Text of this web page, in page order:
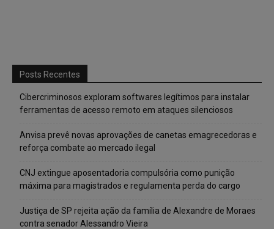
Posts Recentes
Cibercriminosos exploram softwares legítimos para instalar
ferramentas de acesso remoto em ataques silenciosos
Anvisa prevê novas aprovações de canetas emagrecedoras e
reforça combate ao mercado ilegal
CNJ extingue aposentadoria compulsória como punição
máxima para magistrados e regulamenta perda do cargo
Justiça de SP rejeita ação da família de Alexandre de Moraes
contra senador Alessandro Vieira